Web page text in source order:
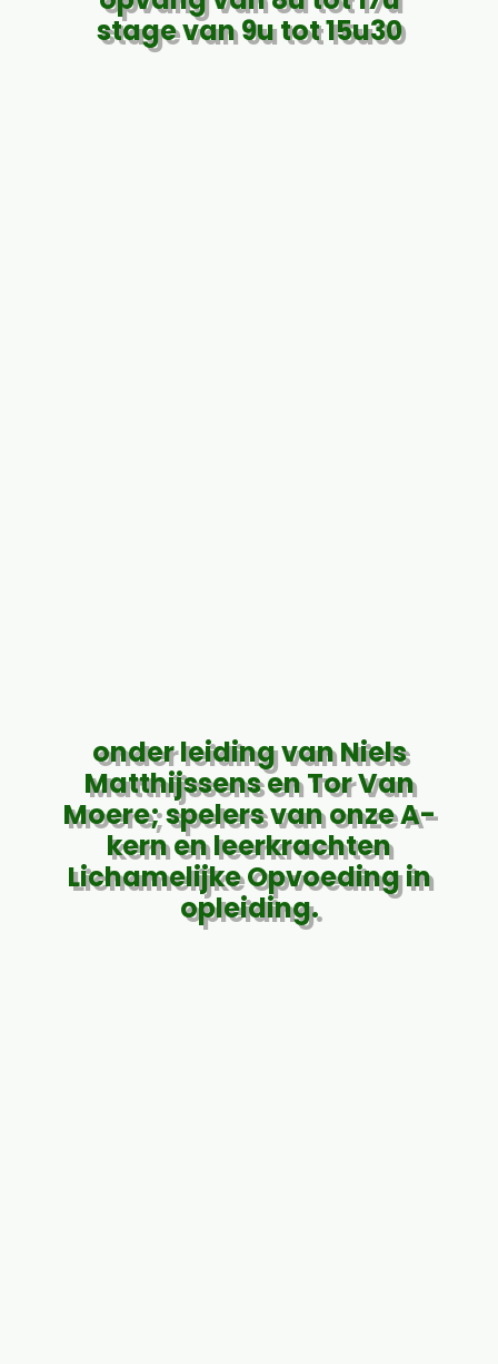
stage van 9u tot 15u30
onder leiding van Niels
Matthijssens en Tor Van
Moere; spelers van onze A-
kern en leerkrachten
Lichamelijke Opvoeding in
opleiding.